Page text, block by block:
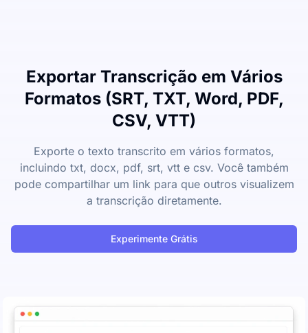
Exportar Transcrição em Vários
Formatos (SRT, TXT, Word, PDF,
CSV, VTT)
Exporte o texto transcrito em vários formatos,
incluindo txt, docx, pdf, srt, vtt e csv. Você também
pode compartilhar um link para que outros visualizem
a transcrição diretamente.
Experimente Grátis